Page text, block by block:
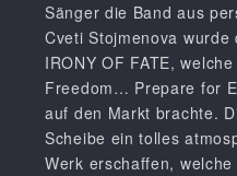
Sänger die Band aus
Cveti Stojmenova wurde
IRONY OF FATE,
Freedom… Prepare for
auf den Markt brachte.
Scheibe ein tolles
Werk erschaffen,